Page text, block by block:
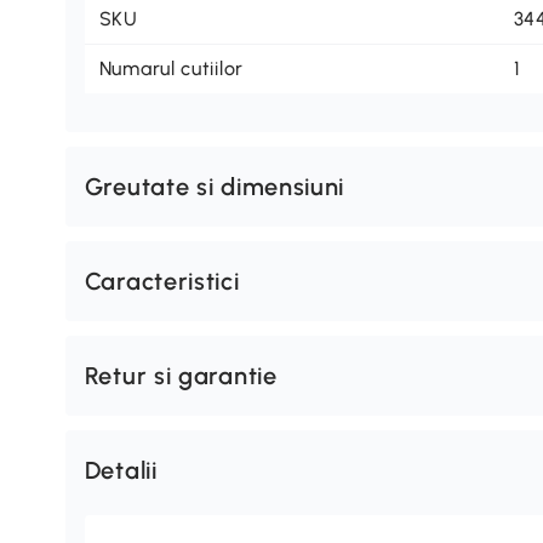
SKU
Numarul cutiilor 1
Greutate si dimensiuni
Caracteristici
Retur si garantie
Detalii